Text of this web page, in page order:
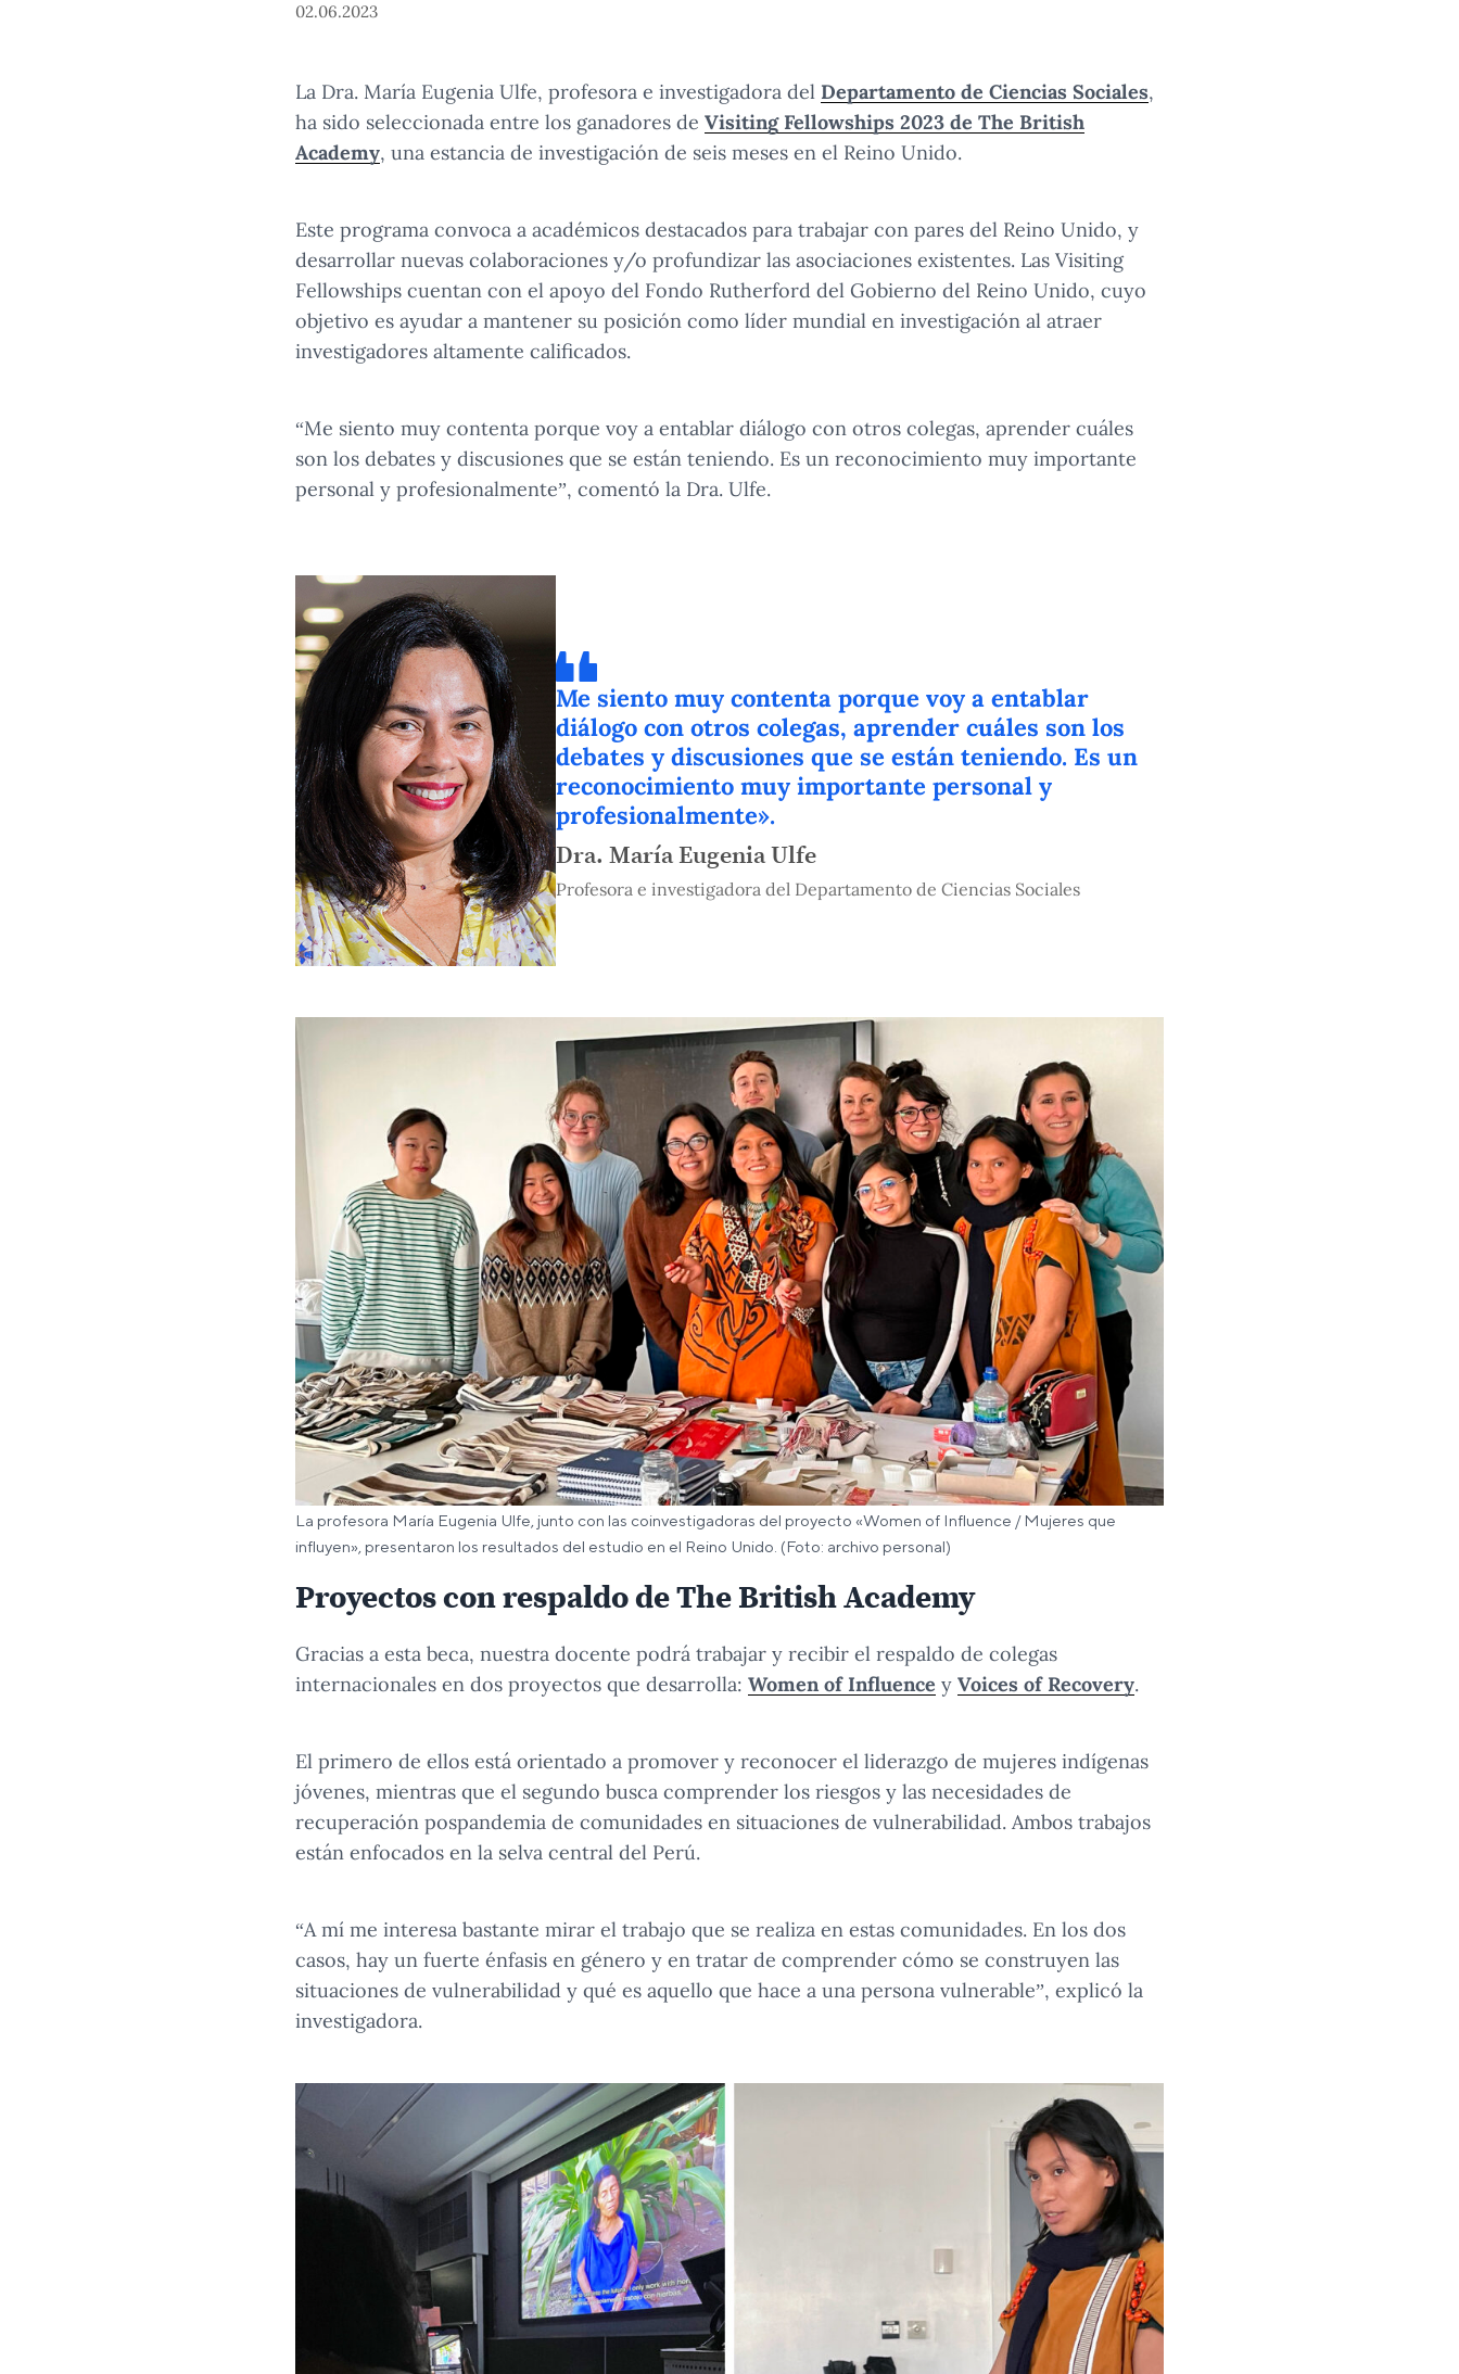
02.06.2023
La Dra. María Eugenia Ulfe, profesora e investigadora del Departamento de Ciencias Sociales,
ha sido seleccionada entre los ganadores de Visiting Fellowships 2023 de The British
Academy, una estancia de investigación de seis meses en el Reino Unido.
Este programa convoca a académicos destacados para trabajar con pares del Reino Unido, y
desarrollar nuevas colaboraciones y/o profundizar las asociaciones existentes. Las Visiting
Fellowships cuentan con el apoyo del Fondo Rutherford del Gobierno del Reino Unido, cuyo
objetivo es ayudar a mantener su posición como líder mundial en investigación al atraer
investigadores altamente calificados.
“Me siento muy contenta porque voy a entablar diálogo con otros colegas, aprender cuáles
son los debates y discusiones que se están teniendo. Es un reconocimiento muy importante
personal y profesionalmente”, comentó la Dra. Ulfe.
Me siento muy contenta porque voy a entablar
diálogo con otros colegas, aprender cuáles son los
debates y discusiones que se están teniendo. Es un
reconocimiento muy importante personal y
profesionalmente».
Dra. María Eugenia Ulfe
Profesora e investigadora del Departamento de Ciencias Sociales
La profesora María Eugenia Ulfe, junto con las coinvestigadoras del proyecto «Women of Influence / Mujeres que
influyen», presentaron los resultados del estudio en el Reino Unido. (Foto: archivo personal)
Proyectos con respaldo de The British Academy
Gracias a esta beca, nuestra docente podrá trabajar y recibir el respaldo de colegas
internacionales en dos proyectos que desarrolla: Women of Influence y Voices of Recovery.
El primero de ellos está orientado a promover y reconocer el liderazgo de mujeres indígenas
jóvenes, mientras que el segundo busca comprender los riesgos y las necesidades de
recuperación pospandemia de comunidades en situaciones de vulnerabilidad. Ambos trabajos
están enfocados en la selva central del Perú.
“A mí me interesa bastante mirar el trabajo que se realiza en estas comunidades. En los dos
casos, hay un fuerte énfasis en género y en tratar de comprender cómo se construyen las
situaciones de vulnerabilidad y qué es aquello que hace a una persona vulnerable”, explicó la
investigadora.